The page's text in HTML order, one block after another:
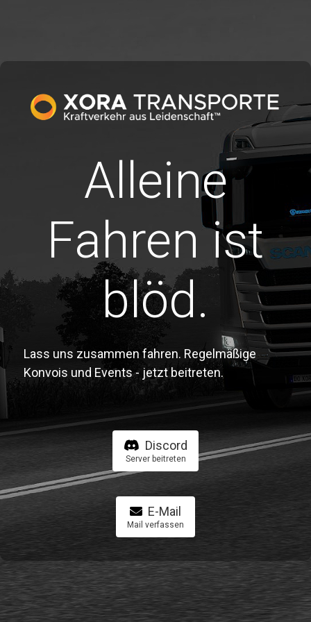
Alleine
Fahren ist
blöd.
Lass uns zusammen fahren. Regelmäßige
Konvois und Events - jetzt beitreten.
Discord
Server beitreten
E-Mail
Mail verfassen